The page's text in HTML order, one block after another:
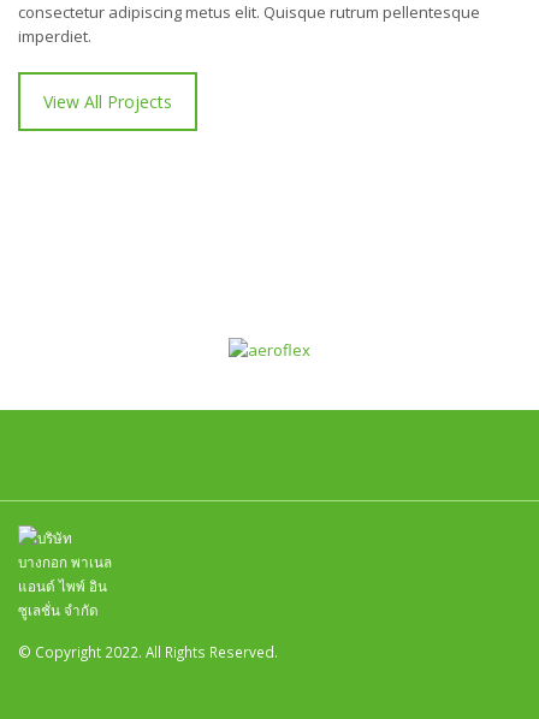
consectetur adipiscing metus elit. Quisque rutrum pellentesque
imperdiet.
View All Projects
© Copyright 2022. All Rights Reserved.